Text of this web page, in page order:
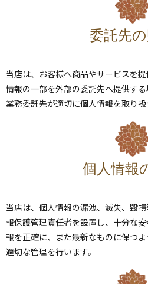
委託先
当店は、お客様へ商品やサービスを
情報の一部を外部の委託先へ提供する
業務委託先が適切に個人情報を取り扱
個人情報
当店は、個人情報の漏洩、滅失、毀
報保護管理責任者を設置し、十分な
報を正確に、また最新なものに保つ
適切な管理を行います。